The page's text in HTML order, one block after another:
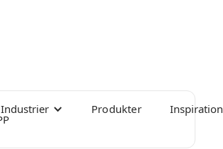
Industrier Produkter Inspiration